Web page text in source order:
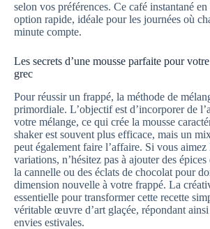
selon vos préférences. Ce café instantané
option rapide, idéale pour les journées où
minute compte.
Les secrets d’une mousse parfaite pour
grec
Pour réussir un frappé, la méthode de
primordiale. L’objectif est d’incorporer de
votre mélange, ce qui crée la mousse
shaker est souvent plus efficace, mais un
peut également faire l’affaire. Si vous aimez
variations, n’hésitez pas à ajouter des
la cannelle ou des éclats de chocolat pour
dimension nouvelle à votre frappé. La
essentielle pour transformer cette recette
véritable œuvre d’art glaçée, répondant
envies estivales.